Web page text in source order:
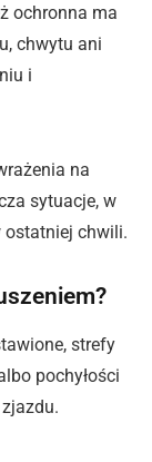
ochronna ma
chwytu ani
i
na
sytuacje, w
ostatniej chwili.
strefy
pochyłości